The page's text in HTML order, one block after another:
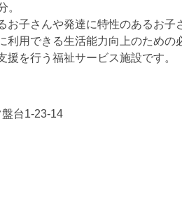
。
お子さんや発達に特性のあるお子
利用できる生活能力向上のための
を行う福祉サービス施設です。
台1-23-14